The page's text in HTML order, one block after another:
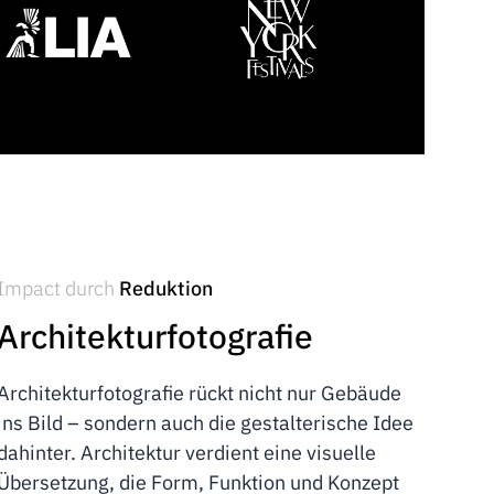
durch Reduktion
rückt nicht nur Gebäude
Bild – sondern auch die gestalterische Idee
Architektur verdient eine visuelle
die Form, Funktion und Konzept